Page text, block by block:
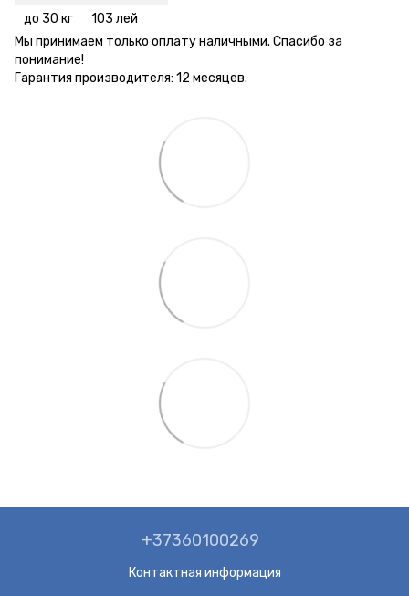
до 30 кг
103 лей
Мы принимаем только оплату наличными. Спасибо за
понимание!
Гарантия производителя: 12 месяцев.
+37360100269
Контактная информация